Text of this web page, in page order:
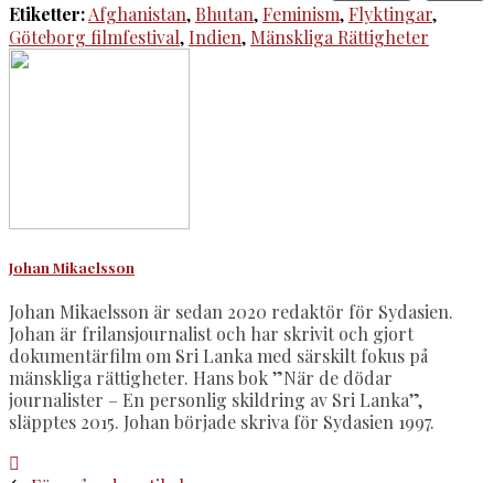
Etiketter:Afghanistan, Bhutan,Feminism,Flyktingar,
Göteborg filmfestival, Indien, Mänskliga Rättigheter
Johan Mikaelsson
Johan Mikaelsson är sedan 2020 redaktör för Sydasien.
Johan är frilansjournalist och har skrivit och gjort
dokumentärfilm om Sri Lanka med särskilt fokus på
mänskliga rättigheter. Hans bok ”När de dödar
journalister – En personlig skildring av Sri Lanka”,
släpptes 2015. Johan började skriva för Sydasien 1997.